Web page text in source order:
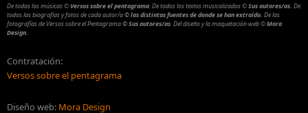
De todas las músicas© Versos sobre el pentagrama. De todos los textos musicalizados©Sus autores/as. De
todos las biografías y fotos de cada autor/a© las distintas fuentes de donde se han extraído. De las
fotografías de Versos sobre el Pentagrama© Sus autores/as. Del diseño y la maquetación web©Mora
Design.
Contratación:
Versos sobre el pentagrama
Diseño web: Mora Design